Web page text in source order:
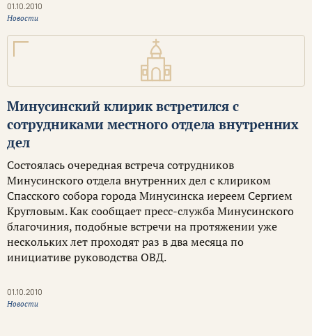
01.10.2010
Новости
Минусинский клирик встретился с
сотрудниками местного отдела внутренних
дел
Состоялась очередная встреча сотрудников
Минусинского отдела внутренних дел с клириком
Спасского собора города Минусинска иереем Сергием
Кругловым. Как сообщает пресс-служба Минусинского
благочиния, подобные встречи на протяжении уже
нескольких лет проходят раз в два месяца по
инициативе руководства ОВД.
01.10.2010
Новости